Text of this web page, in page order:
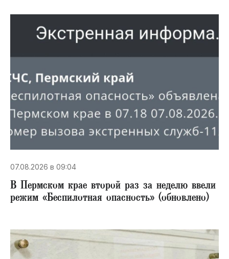
07.08.2026 в 09:04
В Пермском крае второй раз за неделю ввели
режим «Беспилотная опасность» (обновлено)